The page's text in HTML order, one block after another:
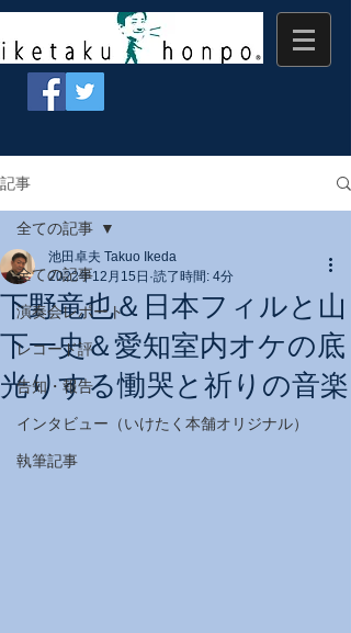
記事
全ての記事
演奏会レポート
レコード評
告知・報告
インタビュー（いけたく本舗オリジナル）
執筆記事
全ての記事
下野竜也＆日本フィルと山
下一史＆愛知室内オケの底
光りする慟哭と祈りの音楽
池田卓夫 Takuo Ikeda
2022年12月15日 読了時間: 4分